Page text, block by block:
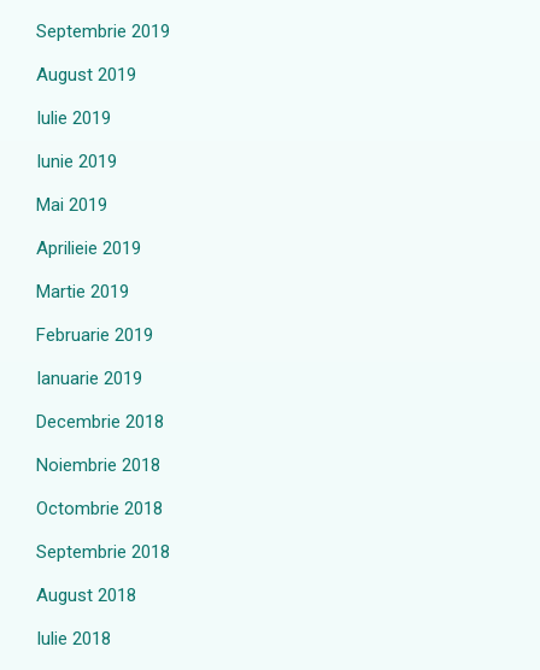
Septembrie 2019
August 2019
Iulie 2019
Iunie 2019
Mai 2019
Aprilieie 2019
Martie 2019
Februarie 2019
Ianuarie 2019
Decembrie 2018
Noiembrie 2018
Octombrie 2018
Septembrie 2018
August 2018
Iulie 2018